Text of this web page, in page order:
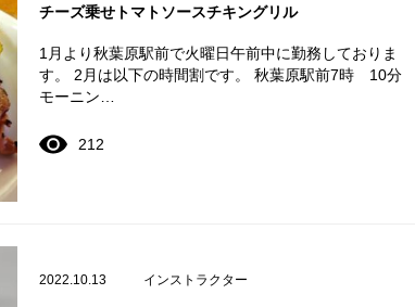
チーズ乗せトマトソースチキングリル
1月より秋葉原駅前で火曜日午前中に勤務しておりま
す。 2月は以下の時間割です。 秋葉原駅前7時 10分
モーニン…
212
2022.10.13 インストラクター